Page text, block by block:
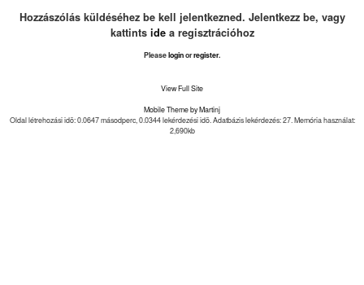
Hozzászólás küldéséhez be kell jelentkezned. Jelentkezz be, vagy
kattints idea regisztrációhoz
Pleaseloginorregister.
View Full Site
Mobile Theme by Martinj
Oldal létrehozási idõ: 0.0647 másodperc, 0.0344 lekérdezési idõ. Adatbázis lekérdezés: 27. Memória használat:
2,690kb